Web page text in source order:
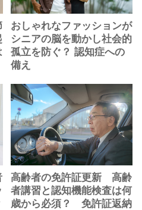
おしゃれなファッションが
シニアの脳を動かし社会的
孤立を防ぐ？ 認知症への
備え
高齢者の免許証更新 高齢
者講習と認知機能検査は何
歳から必須？ 免許証返納